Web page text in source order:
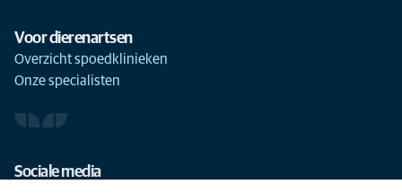
Voor dierenartsen
Overzicht spoedklinieken
Onze specialisten
Sociale media